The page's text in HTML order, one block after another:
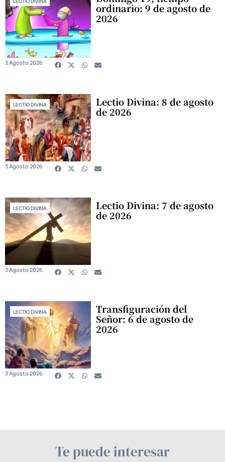
ordinario: 9 de agosto de
2026
3 Agosto 2026
LECTIO DIVINA Lectio Divina: 8 de agosto
de 2026
3 Agosto 2026
LECTIO DIVINA Lectio Divina: 7 de agosto
de 2026
3 Agosto 2026
LECTIO DIVINA Transfiguración del
Señor: 6 de agosto de
2026
3 Agosto 2026
Te puede interesar